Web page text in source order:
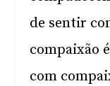
de sentir
compaixão
com